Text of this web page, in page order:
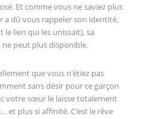
Et comme vous ne saviez plus
dû vous rappeler son identité,
lien qui les unissait), sa
peut plus disponible.
que vous n’étiez pas
sans désir pour ce garçon
votre sœur le laisse totalement
et plus si affinité. C’est le rêve